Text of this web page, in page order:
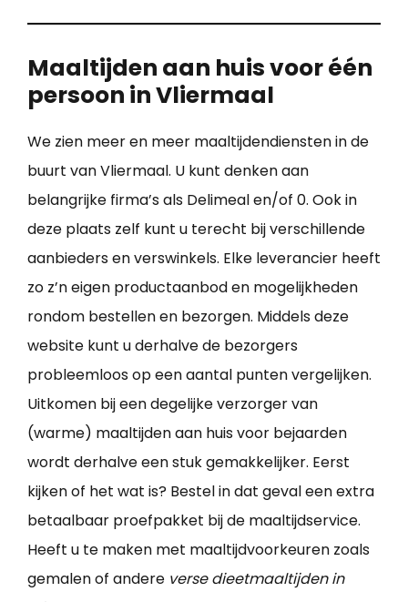
Maaltijden aan huis voor één
persoon in Vliermaal
We zien meer en meer maaltijdendiensten in de
buurt van Vliermaal. U kunt denken aan
belangrijke firma’s als Delimeal en/of 0. Ook in
deze plaats zelf kunt u terecht bij verschillende
aanbieders en verswinkels. Elke leverancier heeft
zo z’n eigen productaanbod en mogelijkheden
rondom bestellen en bezorgen. Middels deze
website kunt u derhalve de bezorgers
probleemloos op een aantal punten vergelijken.
Uitkomen bij een degelijke verzorger van
(warme) maaltijden aan huis voor bejaarden
wordt derhalve een stuk gemakkelijker. Eerst
kijken of het wat is? Bestel in dat geval een extra
betaalbaar proefpakket bij de maaltijdservice.
Heeft u te maken met maaltijdvoorkeuren zoals
gemalen of andere verse dieetmaaltijden in